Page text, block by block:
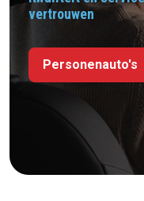
vertrouwen
Personenauto's